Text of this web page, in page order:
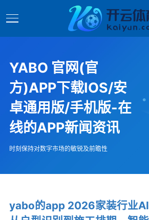
YABO 官网(官
方)APP下载IOS/安
卓通用版/手机版-在
线的APP新闻资讯
时刻保持对数字市场的敏锐及前瞻性
yabo的app 2026家装行业AI